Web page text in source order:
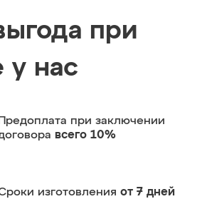
при
у нас
Предоплата при заключении
всего 10%
изготовления от 7 дней